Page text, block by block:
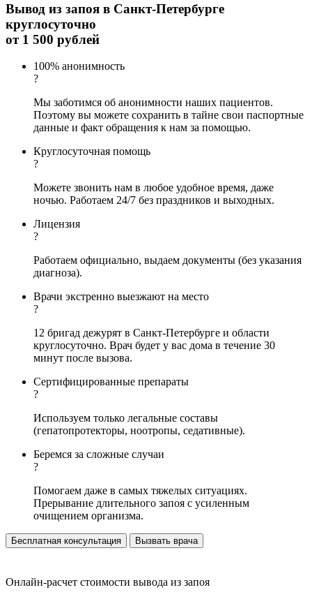
Вывод из запоя в Санкт-Петербурге
круглосуточно
от1 500 рублей
100% анонимность
?
Мы заботимся об анонимности наших пациентов.
Поэтому вы можете сохранить в тайне свои паспортные
данные и факт обращения к нам за помощью.
Круглосуточная помощь
?
Можете звонить нам в любое удобное время, даже
ночью. Работаем 24/7 без праздников и выходных.
Лицензия
?
Работаем официально, выдаем документы (без указания
диагноза).
Врачи экстренно выезжают на место
?
12 бригад дежурят в Санкт-Петербурге и области
круглосуточно. Врач будет у вас дома в течение 30
минут после вызова.
Сертифицированные препараты
?
Используем только легальные составы
(гепатопротекторы, ноотропы, седативные).
Беремся за сложные случаи
?
Помогаем даже в самых тяжелых ситуациях.
Прерывание длительного запоя с усиленным
очищением организма.
Бесплатная консультация Вызвать врача
Онлайн-расчет стоимости вывода из запоя